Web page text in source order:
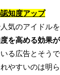
知度アップ
気のアイドル
を高める効果
る広告とそう
やすいのは明ら